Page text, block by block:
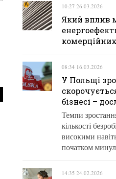
10:27 26.03.2026
Який вплив
комерційних
08:34 16.03.2026
У Польщі
бізнесі –
Темпи
кількості
високими
початком
14:35 24.02.2026